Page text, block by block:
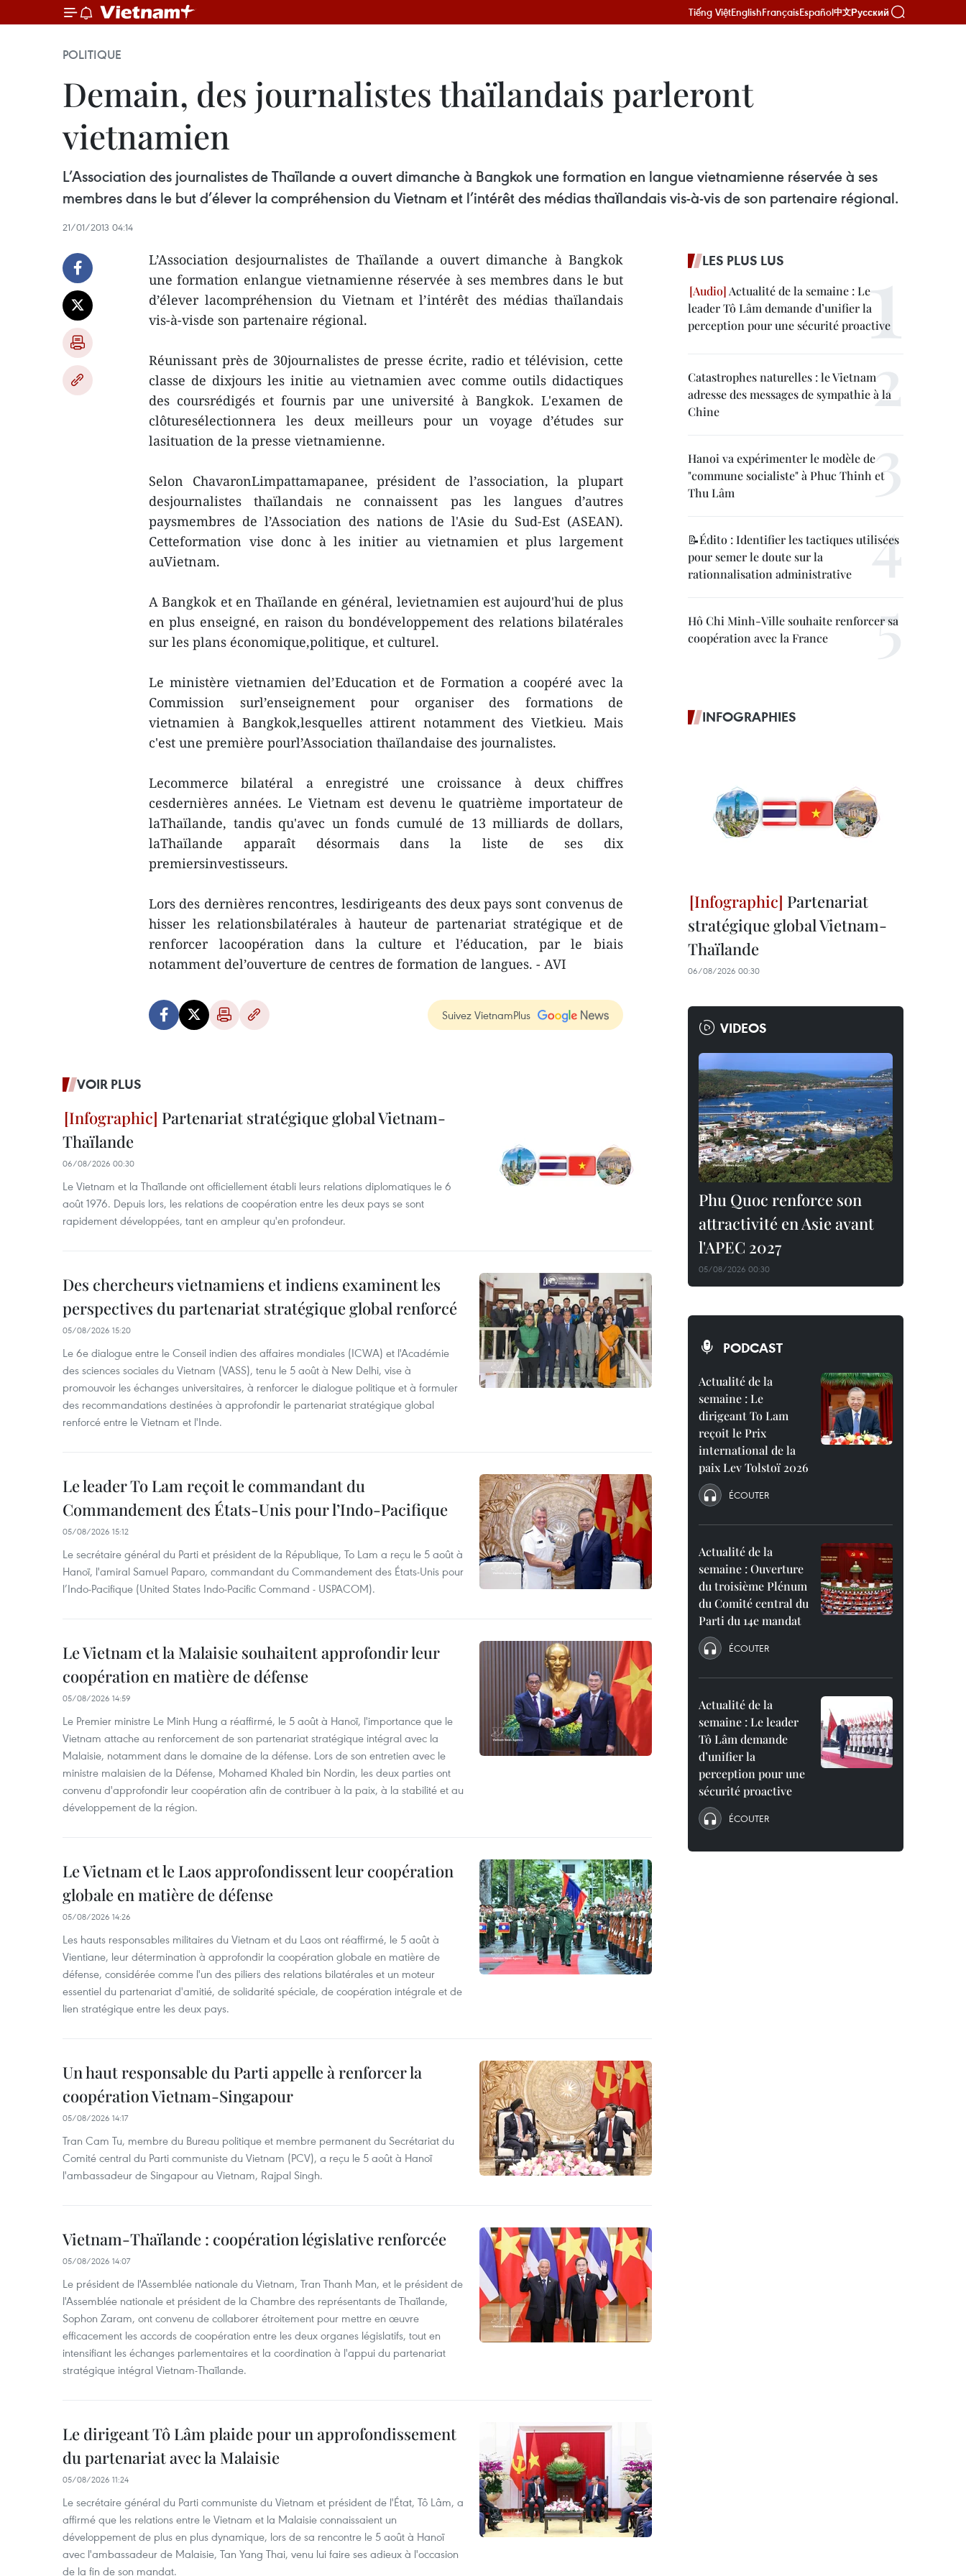
Tiếng ViệtEnglishFrançaisEspañol中文Русский
POLITIQUE
Demain, des journalistes thaїlandais parleront
vietnamien
L’Association des journalistes de Thaïlande a ouvert dimanche à Bangkok une formation en langue vietnamienne réservée à ses
membres dans le but d’élever la compréhension du Vietnam et l’intérêt des médias thaїlandais vis-à-vis de son partenaire régional.
21/01/2013 04:14
L’Association desjournalistes de Thaïlande a ouvert dimanche à Bangkok
une formation enlangue vietnamienne réservée à ses membres dans le but
d’élever lacompréhension du Vietnam et l’intérêt des médias thaїlandais
vis-à-visde son partenaire régional.
Réunissant près de 30journalistes de presse écrite, radio et télévision, cette
classe de dixjours les initie au vietnamien avec comme outils didactiques
des coursrédigés et fournis par une université à Bangkok. L'examen de
clôturesélectionnera les deux meilleurs pour un voyage d’études sur
lasituation de la presse vietnamienne.
Selon ChavaronLimpattamapanee, président de l’association, la plupart
desjournalistes thaїlandais ne connaissent pas les langues d’autres
paysmembres de l’Association des nations de l'Asie du Sud-Est (ASEAN).
Cetteformation vise donc à les initier au vietnamien et plus largement
auVietnam.
A Bangkok et en Thaïlande en général, levietnamien est aujourd'hui de plus
en plus enseigné, en raison du bondéveloppement des relations bilatérales
sur les plans économique,politique, et culturel.
Le ministère vietnamien del’Education et de Formation a coopéré avec la
Commission surl’enseignement pour organiser des formations de
vietnamien à Bangkok,lesquelles attirent notamment des Vietkieu. Mais
c'est une première pourl’Association thaїlandaise des journalistes.
Lecommerce bilatéral a enregistré une croissance à deux chiffres
cesdernières années. Le Vietnam est devenu le quatrième importateur de
laThaïlande, tandis qu'avec un fonds cumulé de 13 milliards de dollars,
laThaïlande apparaît désormais dans la liste de ses dix
premiersinvestisseurs.
Lors des dernières rencontres, lesdirigeants des deux pays sont convenus de
hisser les relationsbilatérales à hauteur de partenariat stratégique et de
renforcer lacoopération dans la culture et l’éducation, par le biais
notamment del’ouverture de centres de formation de langues. - AVI
Suivez VietnamPlus
VOIR PLUS
Partenariat stratégique global Vietnam-
Thaïlande
06/08/2026 00:30
Le Vietnam et la Thaïlande ont officiellement établi leurs relations diplomatiques le 6
août 1976. Depuis lors, les relations de coopération entre les deux pays se sont
rapidement développées, tant en ampleur qu'en profondeur.
Des chercheurs vietnamiens et indiens examinent les
perspectives du partenariat stratégique global renforcé
05/08/2026 15:20
Le 6e dialogue entre le Conseil indien des affaires mondiales (ICWA) et l'Académie
des sciences sociales du Vietnam (VASS), tenu le 5 août à New Delhi, vise à
promouvoir les échanges universitaires, à renforcer le dialogue politique et à formuler
des recommandations destinées à approfondir le partenariat stratégique global
renforcé entre le Vietnam et l'Inde.
Le leader To Lam reçoit le commandant du
Commandement des États-Unis pour l’Indo-Pacifique
05/08/2026 15:12
Le secrétaire général du Parti et président de la République, To Lam a reçu le 5 août à
Hanoï, l'amiral Samuel Paparo, commandant du Commandement des États-Unis pour
l’Indo-Pacifique (United States Indo-Pacific Command - USPACOM).
Le Vietnam et la Malaisie souhaitent approfondir leur
coopération en matière de défense
05/08/2026 14:59
Le Premier ministre Le Minh Hung a réaffirmé, le 5 août à Hanoï, l'importance que le
Vietnam attache au renforcement de son partenariat stratégique intégral avec la
Malaisie, notamment dans le domaine de la défense. Lors de son entretien avec le
ministre malaisien de la Défense, Mohamed Khaled bin Nordin, les deux parties ont
convenu d'approfondir leur coopération afin de contribuer à la paix, à la stabilité et au
développement de la région.
Le Vietnam et le Laos approfondissent leur coopération
globale en matière de défense
05/08/2026 14:26
Les hauts responsables militaires du Vietnam et du Laos ont réaffirmé, le 5 août à
Vientiane, leur détermination à approfondir la coopération globale en matière de
défense, considérée comme l'un des piliers des relations bilatérales et un moteur
essentiel du partenariat d'amitié, de solidarité spéciale, de coopération intégrale et de
lien stratégique entre les deux pays.
Un haut responsable du Parti appelle à renforcer la
coopération Vietnam-Singapour
05/08/2026 14:17
Tran Cam Tu, membre du Bureau politique et membre permanent du Secrétariat du
Comité central du Parti communiste du Vietnam (PCV), a reçu le 5 août à Hanoï
l'ambassadeur de Singapour au Vietnam, Rajpal Singh.
Vietnam-Thaïlande : coopération législative renforcée
05/08/2026 14:07
Le président de l'Assemblée nationale du Vietnam, Tran Thanh Man, et le président de
l'Assemblée nationale et président de la Chambre des représentants de Thaïlande,
Sophon Zaram, ont convenu de collaborer étroitement pour mettre en œuvre
efficacement les accords de coopération entre les deux organes législatifs, tout en
intensifiant les échanges parlementaires et la coordination à l'appui du partenariat
stratégique intégral Vietnam-Thaïlande.
Le dirigeant Tô Lâm plaide pour un approfondissement
du partenariat avec la Malaisie
05/08/2026 11:24
Le secrétaire général du Parti communiste du Vietnam et président de l'État, Tô Lâm, a
affirmé que les relations entre le Vietnam et la Malaisie connaissaient un
développement de plus en plus dynamique, lors de sa rencontre le 5 août à Hanoï
avec l'ambassadeur de Malaisie, Tan Yang Thai, venu lui faire ses adieux à l'occasion
de la fin de son mandat.
LES PLUS LUS
Actualité de la semaine : Le
leader Tô Lâm demande d’unifier la
perception pour une sécurité proactive
Catastrophes naturelles : le Vietnam
adresse des messages de sympathie à la
Chine
Hanoi va expérimenter le modèle de
"commune socialiste" à Phuc Thinh et
Thu Lâm
📝Édito : Identifier les tactiques utilisées
pour semer le doute sur la
rationnalisation administrative
Hô Chi Minh-Ville souhaite renforcer sa
coopération avec la France
INFOGRAPHIES
Partenariat
stratégique global Vietnam-
Thaïlande
06/08/2026 00:30
VIDEOS
Phu Quoc renforce son
attractivité en Asie avant
l'APEC 2027
05/08/2026 00:30
PODCAST
Actualité de la
semaine : Le
dirigeant To Lam
reçoit le Prix
international de la
paix Lev Tolstoï 2026
ÉCOUTER
Actualité de la
semaine : Ouverture
du troisième Plénum
du Comité central du
Parti du 14e mandat
ÉCOUTER
Actualité de la
semaine : Le leader
Tô Lâm demande
d’unifier la
perception pour une
sécurité proactive
ÉCOUTER